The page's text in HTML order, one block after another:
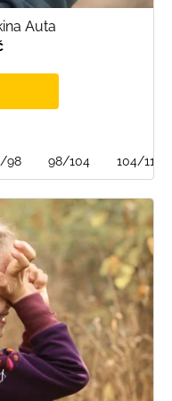
Auta
98 98/104 104/110